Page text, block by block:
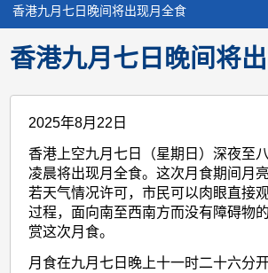
香港九月七日晚间将出现月全食
香港九月七日晚间将
2025年8月22日
香港上空九月七日（星期日）深夜至
凌晨将出现月全食。这次月食期间月
若天气情况许可，市民可以肉眼直接
过程，面向南至西南方而没有障碍物
赏这次月食。
月食在九月七日晚上十一时二十六分